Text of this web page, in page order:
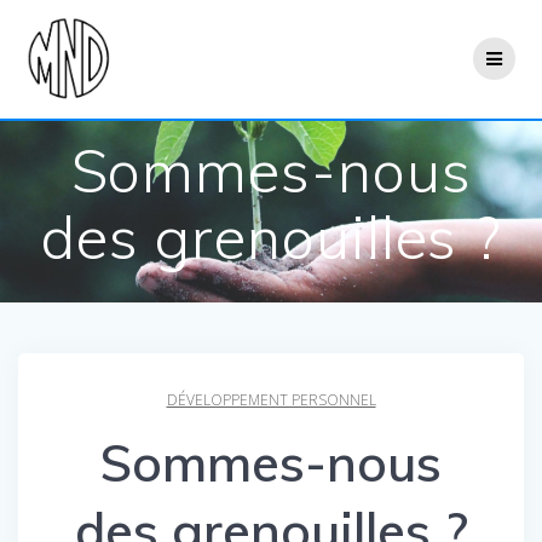
Sommes-nous
des grenouilles ?
DÉVELOPPEMENT PERSONNEL
Sommes-nous